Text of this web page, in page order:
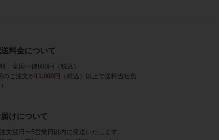
料金について
：全国一律660円（税込）
のご注文が11,000円
（税込）以上で送料当社負
けについて
文翌日〜5営業日以内に発送いたします。